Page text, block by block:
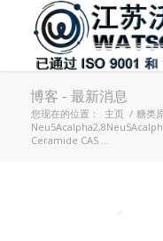
博客 - 最新消息
您现在的位置： 主页 / 糖类
Ceramide CAS ...